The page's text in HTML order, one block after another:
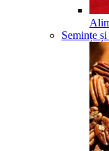
Semințe